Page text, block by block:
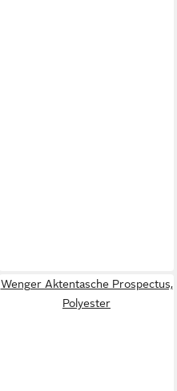
Wenger Aktentasche Prospectus,
Polyester